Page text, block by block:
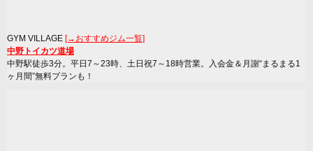
GYM VILLAGE [→おすすめジム一覧]
中野トイカツ道場
中野駅徒歩3分。平日7～23時、土日祝7～18時営業。入会金＆月謝“まるまる1
ヶ月間”無料プランも！